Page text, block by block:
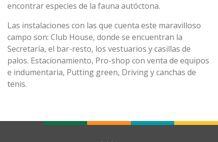
encontrar especies de la fauna autóctona.
Las instalaciones con las que cuenta este maravilloso
campo son: Club House, donde se encuentran la
Secretaría, el bar-resto, los vestuarios y casillas de
palos. Estacionamiento, Pro-shop con venta de equipos
e indumentaria, Putting green, Driving y canchas de
tenis.